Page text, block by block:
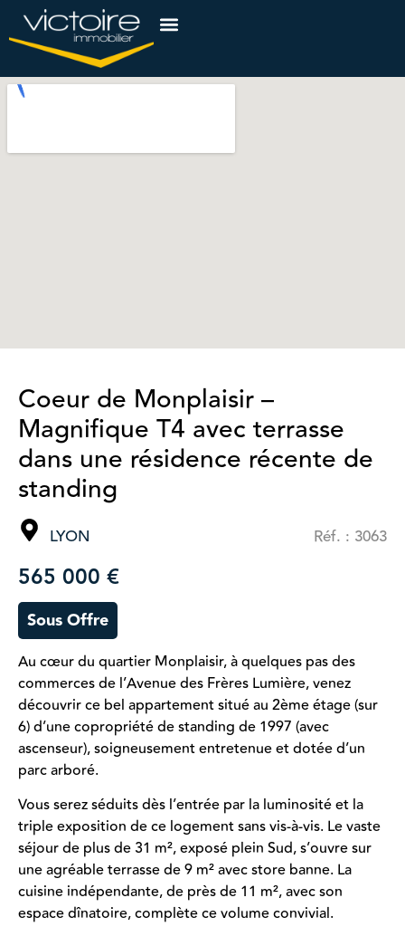
Coeur de Monplaisir –
Magnifique T4 avec terrasse
dans une résidence récente de
standing
LYON Réf. : 3063
565 000 €
Sous Offre
Au cœur du quartier Monplaisir, à quelques pas des
commerces de l’Avenue des Frères Lumière, venez
découvrir ce bel appartement situé au 2ème étage (sur
6) d’une copropriété de standing de 1997 (avec
ascenseur), soigneusement entretenue et dotée d’un
parc arboré.
Vous serez séduits dès l’entrée par la luminosité et la
triple exposition de ce logement sans vis-à-vis. Le vaste
séjour de plus de 31 m², exposé plein Sud, s’ouvre sur
une agréable terrasse de 9 m² avec store banne. La
cuisine indépendante, de près de 11 m², avec son
espace dînatoire, complète ce volume convivial.